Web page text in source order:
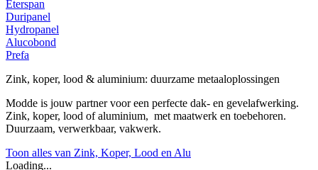
Eterspan
Duripanel
Hydropanel
Alucobond
Prefa
Zink, koper, lood & aluminium: duurzame metaaloplossingen
Modde is jouw partner voor een perfecte dak- en gevelafwerking.
Zink, koper, lood of aluminium, met maatwerk en toebehoren.
Duurzaam, verwerkbaar, vakwerk.
Toon alles van Zink, Koper, Lood en Alu
Loading...